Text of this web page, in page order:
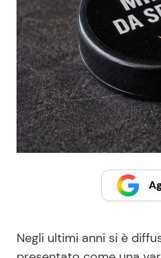
Negli ultimi anni si è